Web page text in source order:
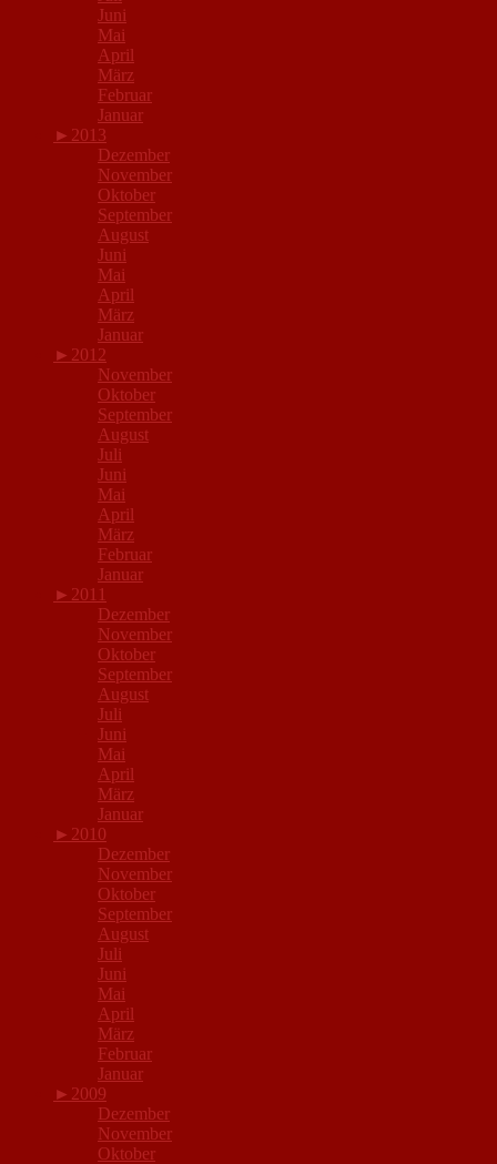
Juni
Mai
April
März
Februar
Januar
► 2013
Dezember
November
Oktober
September
August
Juni
Mai
April
März
Januar
► 2012
November
Oktober
September
August
Juli
Juni
Mai
April
März
Februar
Januar
► 2011
Dezember
November
Oktober
September
August
Juli
Juni
Mai
April
März
Januar
► 2010
Dezember
November
Oktober
September
August
Juli
Juni
Mai
April
März
Februar
Januar
► 2009
Dezember
November
Oktober